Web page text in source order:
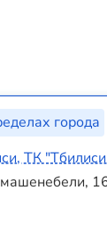
города
ТК